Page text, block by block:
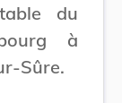
du
à
Sûre.